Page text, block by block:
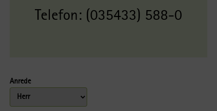
Telefon: (035433) 588-0
Anrede